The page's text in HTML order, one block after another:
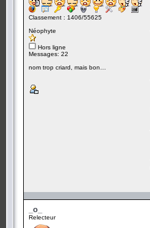
Classement : 1406/55625
Néophyte
Hors ligne
Messages: 22
nom trop criard, mais bon…
_o_
Relecteur